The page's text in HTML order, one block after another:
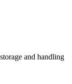
and handling